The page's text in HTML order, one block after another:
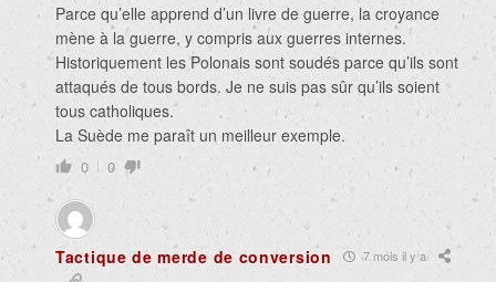
Parce qu’elle apprend d’un livre de guerre, la croyance
mène à la guerre, y compris aux guerres internes.
Historiquement les Polonais sont soudés parce qu’ils sont
attaqués de tous bords. Je ne suis pas sûr qu’ils soient
tous catholiques.
La Suède me paraît un meilleur exemple.
0 0
Tactique de merde de conversion 7 mois il y a